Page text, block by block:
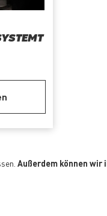
Außerdem können